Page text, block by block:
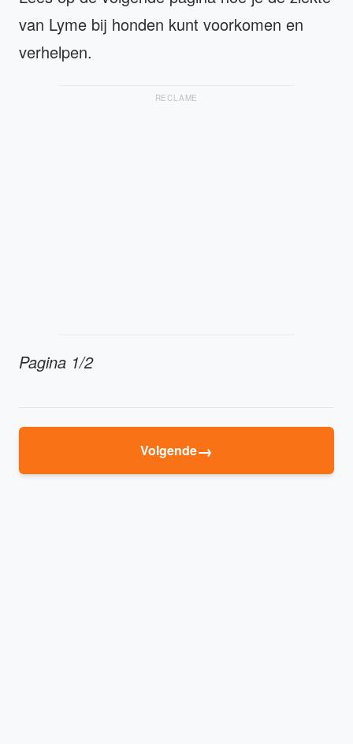
van Lyme bij honden kunt voorkomen en
verhelpen.
RECLAME
Pagina 1/2
Volgende→